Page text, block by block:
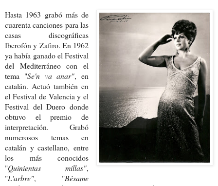
Hasta 1963 grabó más de
cuarenta canciones para las
casas discográficas
Iberofón y Zafiro. En 1962
ya había ganado el Festival
del Mediterráneo con el
tema "Se'n va anar", en
catalán. Actuó también en
el Festival de Valencia y el
Festival del Duero donde
obtuvo el premio de
interpretación. Grabó
numerosos temas en
catalán y castellano, entre
los más conocidos
"Quinientas millas",
"L'arbre", "Bésame